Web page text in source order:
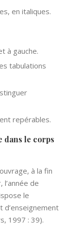
en italiques.
à gauche.
tabulations
repérables.
dans le corps
à la fin
de
le
1997 : 39).